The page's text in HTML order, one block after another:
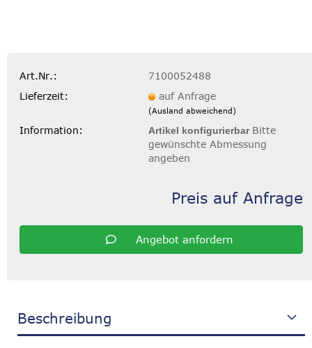
Art.Nr.:
7100052488
Lieferzeit:
auf Anfrage
(Ausland abweichend)
Information: Artikel konfigurierbar Bitte
gewünschte Abmessung
angeben
Preis auf Anfrage
Angebot anfordern
Beschreibung